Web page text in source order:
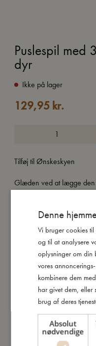
Puslespil med
dyr
Ikke på lager
129,95 kr.
Tilføj til Ønskeskyen
Glæden ved at lægge den
Jeres nye puslespilssæt
farverige håndtegnede
Dette spil er egnet til
familien.
Så stor er jeg
Jeg er lavet af
Denne
Vi bruger cookies
og til at analysere
oplysninger om din
vores
kombinere dem
har givet dem, eller
brug af deres
Absolut
nødvendige